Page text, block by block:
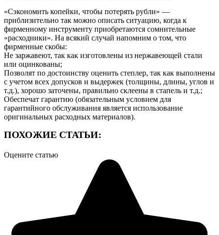
«Сэкономить копейки, чтобы потерять рубли» —
приблизительно так можно описать ситуацию, когда к
фирменному инструменту приобретаются сомнительные
«расходники». На всякий случай напомним о том, что
фирменные скобы:
Не заржавеют, так как изготовлены из нержавеющей стали
или оцинкованы;
Позволят по достоинству оценить степлер, так как выполнены
с учетом всех допусков и выдержек (толщины, длины, углов и
т.д.), хорошо заточены, правильно склеены в стапель и т.д.;
Обеспечат гарантию (обязательным условием для
гарантийного обслуживания является использование
оригинальных расходных материалов).
ПОХОЖИЕ СТАТЬИ:
Оцените статью